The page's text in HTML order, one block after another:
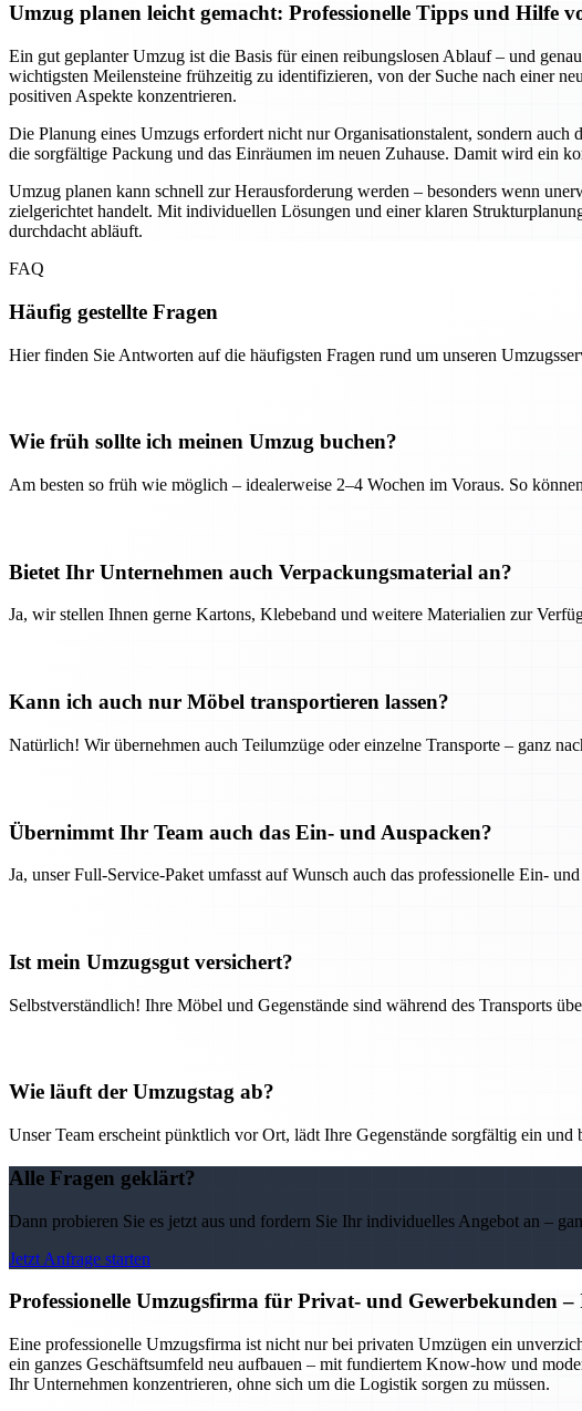
Umzug planen leicht gemacht: Professionelle Tipps und Hilfe
Ein gut geplanter Umzug ist die Basis für einen reibungslosen Ablauf – und
wichtigsten Meilensteine frühzeitig zu identifizieren, von der Suche nach einer
positiven Aspekte konzentrieren.
Die Planung eines Umzugs erfordert nicht nur Organisationstalent, sondern
die sorgfältige Packung und das Einräumen im neuen Zuhause. Damit wird ein
Umzug planen kann schnell zur Herausforderung werden – besonders wenn
zielgerichtet handelt. Mit individuellen Lösungen und einer klaren
durchdacht abläuft.
FAQ
Häufig gestellte Fragen
Hier finden Sie Antworten auf die häufigsten Fragen rund um unseren
Wie früh sollte ich meinen Umzug buchen?
Am besten so früh wie möglich – idealerweise 2–4 Wochen im Voraus. So
Bietet Ihr Unternehmen auch Verpackungsmaterial an?
Ja, wir stellen Ihnen gerne Kartons, Klebeband und weitere Materialien zur
Kann ich auch nur Möbel transportieren lassen?
Natürlich! Wir übernehmen auch Teilumzüge oder einzelne Transporte – ganz
Übernimmt Ihr Team auch das Ein- und Auspacken?
Ja, unser Full-Service-Paket umfasst auf Wunsch auch das professionelle Ein-
Ist mein Umzugsgut versichert?
Selbstverständlich! Ihre Möbel und Gegenstände sind während des Transports
Wie läuft der Umzugstag ab?
Unser Team erscheint pünktlich vor Ort, lädt Ihre Gegenstände sorgfältig ein
Alle Fragen geklärt?
Dann probieren Sie es jetzt aus und fordern Sie Ihr individuelles Angebot an –
Jetzt Anfrage starten
Professionelle Umzugsfirma für Privat- und Gewerbekunden
Eine professionelle Umzugsfirma ist nicht nur bei privaten Umzügen ein
ein ganzes Geschäftsumfeld neu aufbauen – mit fundiertem Know-how und
Ihr Unternehmen konzentrieren, ohne sich um die Logistik sorgen zu müssen.